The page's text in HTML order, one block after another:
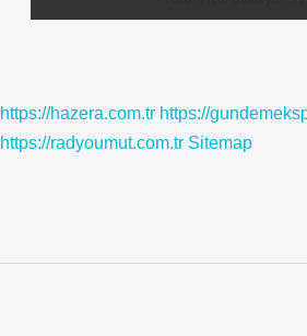
https://hazera.com.tr https://
https://radyoumut.com.tr Sitemap